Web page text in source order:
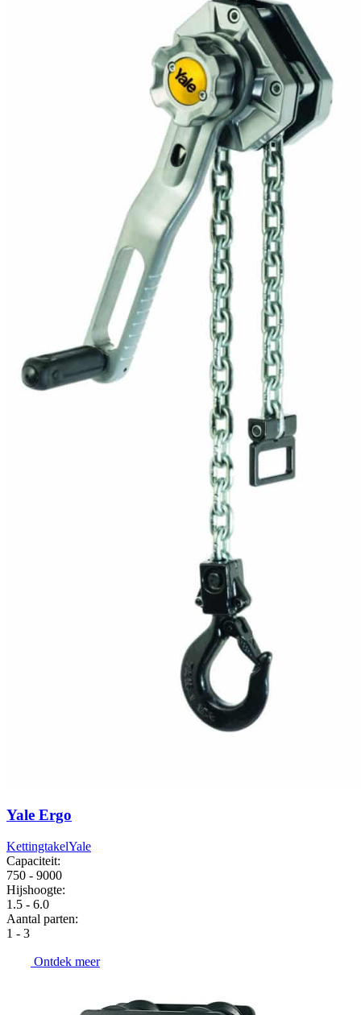
Yale Ergo
KettingtakelYale
Capaciteit:
750 - 9000
Hijshoogte:
1.5 - 6.0
Aantal parten:
1 - 3
Ontdek meer